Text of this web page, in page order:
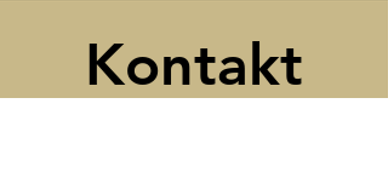
Kontakt